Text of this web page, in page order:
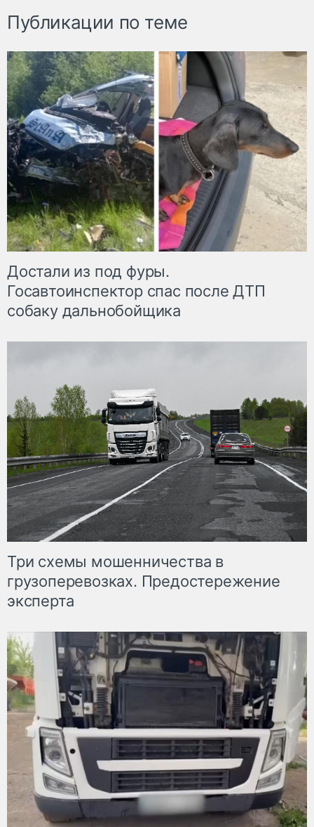
Публикации по теме
Достали из под фуры.
Госавтоинспектор спас после ДТП
собаку дальнобойщика
Три схемы мошенничества в
грузоперевозках. Предостережение
эксперта